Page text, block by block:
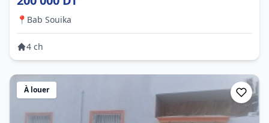
📍 Bab Souika
4 ch
À louer